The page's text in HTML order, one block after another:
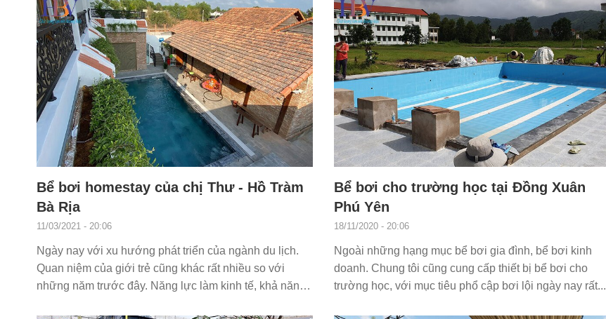
Bể bơi homestay của chị Thư - Hồ Tràm
Bà Rịa
11/03/2021 - 20:06
Ngày nay với xu hướng phát triển của ngành du lịch.
Quan niệm của giới trẻ cũng khác rất nhiều so với
những năm trước đây. Năng lực làm kinh tế, khả năng
Bể bơi cho trường học tại Đồng Xuân
Phú Yên
18/11/2020 - 20:06
Ngoài những hạng mục bể bơi gia đình, bể bơi kinh
doanh. Chung tôi cũng cung cấp thiết bị bể bơi cho
trường học, với mục tiêu phổ cập bơi lội ngày nay rất...